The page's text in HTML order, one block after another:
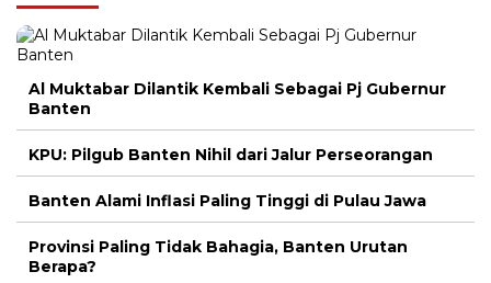
Al Muktabar Dilantik Kembali Sebagai Pj Gubernur
Banten
KPU: Pilgub Banten Nihil dari Jalur Perseorangan
Banten Alami Inflasi Paling Tinggi di Pulau Jawa
Provinsi Paling Tidak Bahagia, Banten Urutan
Berapa?